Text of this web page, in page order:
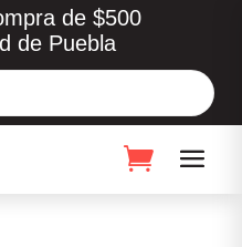
de $500
de Puebla